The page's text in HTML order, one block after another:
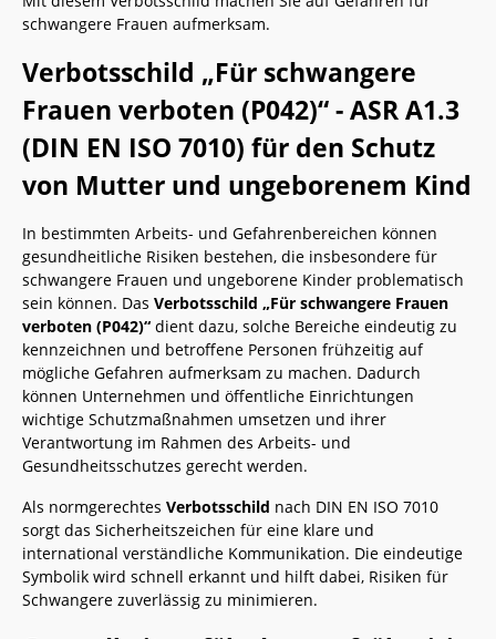
schwangere Frauen aufmerksam.
Verbotsschild „Für schwangere
Frauen verboten (P042)“ - ASR A1.3
(DIN EN ISO 7010) für den Schutz
von Mutter und ungeborenem Kind
In bestimmten Arbeits- und Gefahrenbereichen können
gesundheitliche Risiken bestehen, die insbesondere für
schwangere Frauen und ungeborene Kinder problematisch
sein können. Das Verbotsschild „Für schwangere Frauen
verboten (P042)“ dient dazu, solche Bereiche eindeutig zu
kennzeichnen und betroffene Personen frühzeitig auf
mögliche Gefahren aufmerksam zu machen. Dadurch
können Unternehmen und öffentliche Einrichtungen
wichtige Schutzmaßnahmen umsetzen und ihrer
Verantwortung im Rahmen des Arbeits- und
Gesundheitsschutzes gerecht werden.
Als normgerechtes Verbotsschild nach DIN EN ISO 7010
sorgt das Sicherheitszeichen für eine klare und
international verständliche Kommunikation. Die eindeutige
Symbolik wird schnell erkannt und hilft dabei, Risiken für
Schwangere zuverlässig zu minimieren.